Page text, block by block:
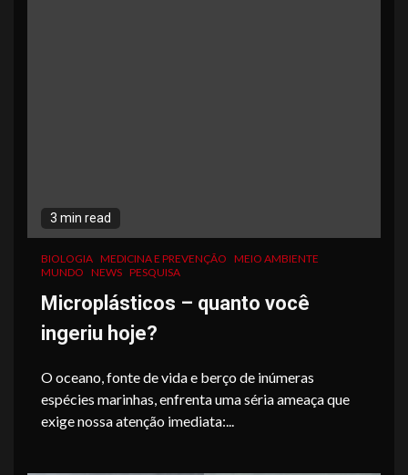
3 min read
BIOLOGIA MEDICINA E PREVENÇÃO MEIO AMBIENTE
MUNDO NEWS PESQUISA
Microplásticos – quanto você
ingeriu hoje?
O oceano, fonte de vida e berço de inúmeras
espécies marinhas, enfrenta uma séria ameaça que
exige nossa atenção imediata:...